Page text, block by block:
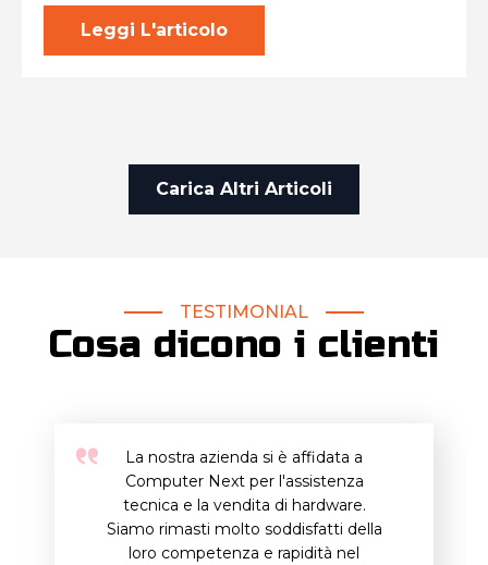
Leggi L'articolo
Carica Altri Articoli
TESTIMONIAL
Cosa dicono i clienti
La nostra azienda si è affidata a
Computer Next per l'assistenza
tecnica e la vendita di hardware.
Siamo rimasti molto soddisfatti della
loro competenza e rapidità nel